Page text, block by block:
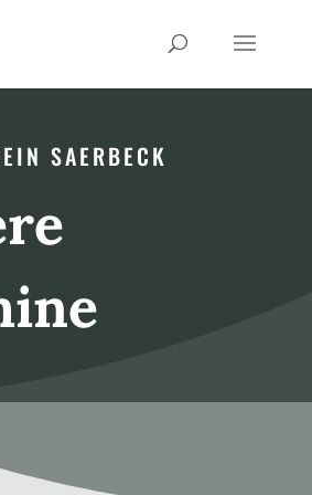
SAERBECK